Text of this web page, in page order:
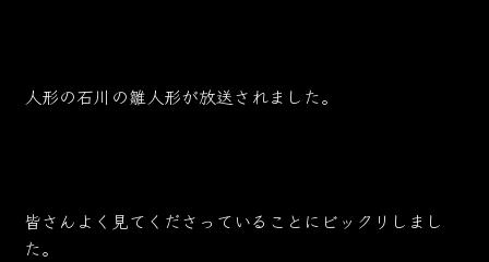
人形の石川の雛人形が放送されました。
皆さんよく見てくださっていることにビックリしまし
た。